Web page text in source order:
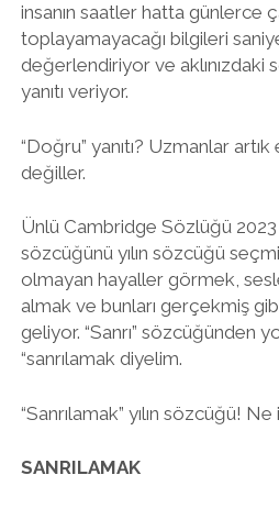
insanın saatler hatta günlerce
toplayamayacağı bilgileri
değerlendiriyor ve aklınızdaki
yanıtı veriyor.
“Doğru” yanıtı? Uzmanlar
değiller.
Ünlü Cambridge Sözlüğü 2023
sözcüğünü yılın sözcüğü
olmayan hayaller görmek,
almak ve bunları gerçekmiş
geliyor. “Sanrı” sözcüğünden
“sanrılamak diyelim.
“Sanrılamak” yılın sözcüğü!
SANRILAMAK